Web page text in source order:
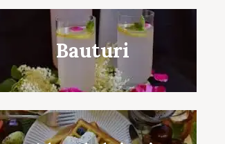
Bauturi